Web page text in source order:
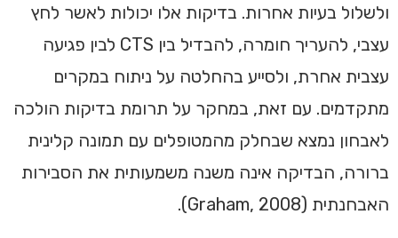
ולשלול בעיות אחרות. בדיקות אלו יכולות לאשר לחץ
עצבי, להעריך חומרה, להבדיל בין CTS לבין פגיעה
עצבית אחרת, ולסייע בהחלטה על ניתוח במקרים
מתקדמים. עם זאת, במחקר על תרומת בדיקות הולכה
לאבחון נמצא שבחלק מהמטופלים עם תמונה קלינית
ברורה, הבדיקה אינה משנה משמעותית את הסבירות
האבחנתית (Graham, 2008).